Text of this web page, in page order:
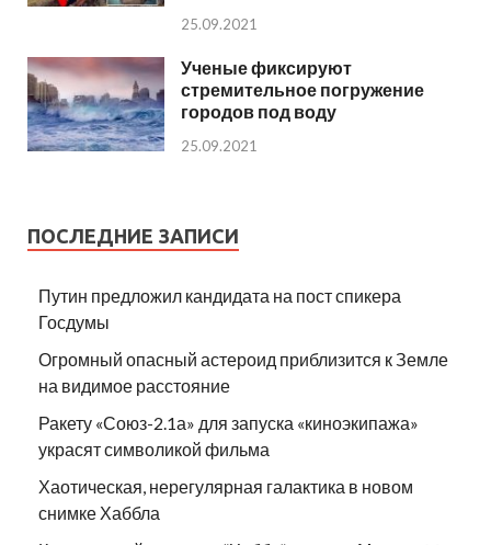
25.09.2021
Ученые фиксируют
стремительное погружение
городов под воду
25.09.2021
ПОСЛЕДНИЕ ЗАПИСИ
Путин предложил кандидата на пост спикера
Госдумы
Огромный опасный астероид приблизится к Земле
на видимое расстояние
Ракету «Союз-2.1а» для запуска «киноэкипажа»
украсят символикой фильма
Хаотическая, нерегулярная галактика в новом
снимке Хаббла